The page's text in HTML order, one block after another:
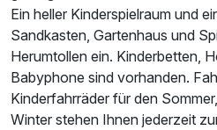
Zusatznächte
Für 4 Tage
Ein heller Kinderspielraum und
Sandkasten, Gartenhaus und
Herumtollen ein. Kinderbetten,
Babyphone sind vorhanden.
Kinderfahrräder für den
Winter stehen Ihnen jederzeit